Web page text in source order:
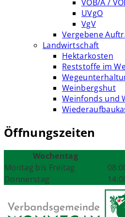
VOB/A /
UVgO
VgV
Vergebene
Landwirtschaft
Hektarkosten
Reststoffe im
Weinbergshut
Weinfonds und
Öffnungszeiten
Wochentag
Montag bis Freitag
Donnerstag